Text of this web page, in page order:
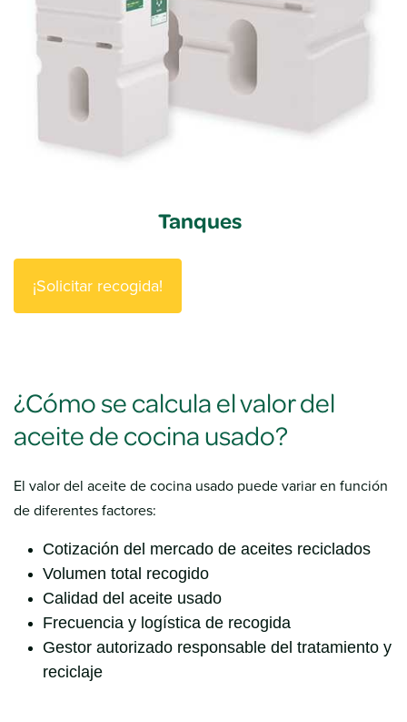
Tanques
¡Solicitar recogida!​
¿Cómo se calcula el valor del
aceite de cocina usado?
El valor del aceite de cocina usado puede variar en función
de diferentes factores:
Cotización del mercado de aceites reciclados
Volumen total recogido
Calidad del aceite usado
Frecuencia y logística de recogida
Gestor autorizado responsable del tratamiento y
reciclaje